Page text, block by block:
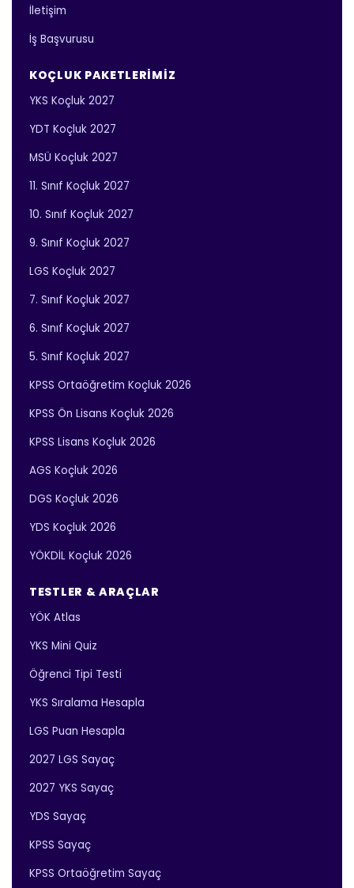
İletişim
İş Başvurusu
KOÇLUK PAKETLERIMIZ
YKS Koçluk 2027
YDT Koçluk 2027
MSÜ Koçluk 2027
11. Sınıf Koçluk 2027
10. Sınıf Koçluk 2027
9. Sınıf Koçluk 2027
LGS Koçluk 2027
7. Sınıf Koçluk 2027
6. Sınıf Koçluk 2027
5. Sınıf Koçluk 2027
KPSS Ortaöğretim Koçluk 2026
KPSS Ön Lisans Koçluk 2026
KPSS Lisans Koçluk 2026
AGS Koçluk 2026
DGS Koçluk 2026
YDS Koçluk 2026
YÖKDİL Koçluk 2026
TESTLER & ARAÇLAR
YÖK Atlas
YKS Mini Quiz
Öğrenci Tipi Testi
YKS Sıralama Hesapla
LGS Puan Hesapla
2027 LGS Sayaç
2027 YKS Sayaç
YDS Sayaç
KPSS Sayaç
KPSS Ortaöğretim Sayaç